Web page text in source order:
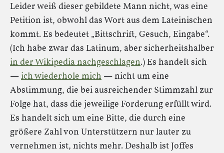
Leider weiß dieser gebildete Mann nicht, was eine
Petition ist, obwohl das Wort aus dem Lateinischen
kommt. Es bedeutet „Bittschrift, Gesuch, Eingabe“.
(Ich habe zwar das Latinum, aber sicherheitshalber
in der Wikipedia nachgeschlagen.) Es handelt sich
—ich wiederhole mich — nicht um eine
Abstimmung, die bei ausreichender Stimmzahl zur
Folge hat, dass die jeweilige Forderung erfüllt wird.
Es handelt sich um eine Bitte, die durch eine
größere Zahl von Unterstützern nur lauter zu
vernehmen ist, nichts mehr. Deshalb ist Joffes